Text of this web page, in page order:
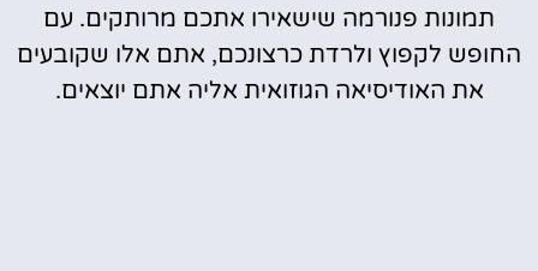
תמונות פנורמה שישאירו אתכם מרותקים. עם
החופש לקפוץ ולרדת כרצונכם, אתם אלו שקובעים
את האודיסיאה הגוזואית אליה אתם יוצאים.